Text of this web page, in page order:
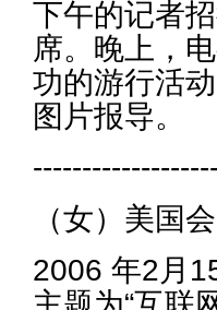
下午的记者
席。晚上，
功的游行活
图片报导。
（女）美国
2006 年2月